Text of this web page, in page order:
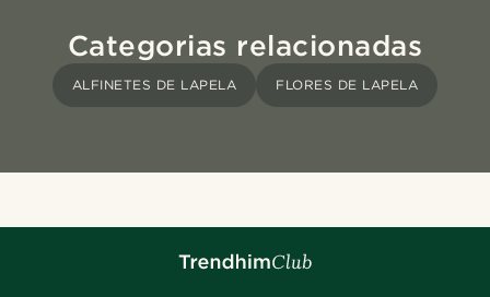
Categorias relacionadas
ALFINETES DE LAPELA FLORES DE LAPELA